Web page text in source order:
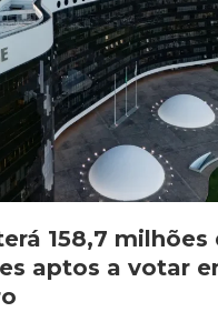
158,7 milhões
aptos a votar